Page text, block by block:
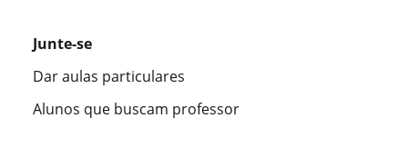
Junte-se
Dar aulas particulares
Alunos que buscam professor